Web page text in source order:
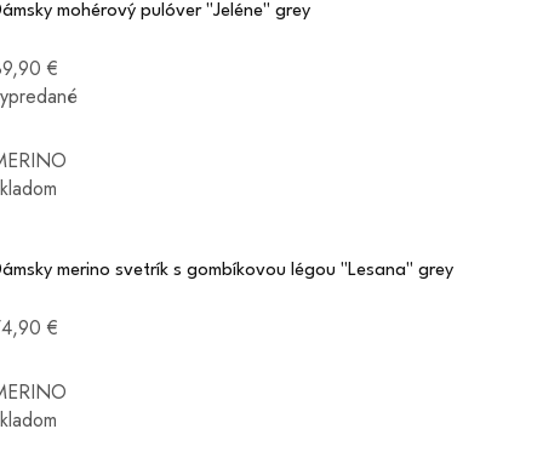
mohérový pulóver "Jeléne" grey
€
merino svetrík s gombíkovou légou "Lesana" grey
€